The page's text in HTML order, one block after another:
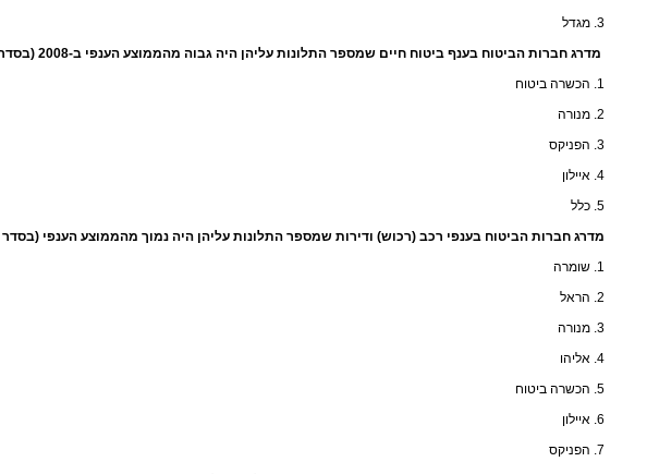
3. מגדל
מדרג חברות הביטוח בענף ביטוח חיים שמספר התלונות עליהן היה גבוה מהממוצע הענפי ב-2008 (בסדר יורד)
1. הכשרה ביטוח
2. מנורה
3. הפניקס
4. איילון
5. כלל
מדרג חברות הביטוח בענפי רכב (רכוש) ודירות שמספר התלונות עליהן היה נמוך מהממוצע הענפי (בסדר
1. שומרה
2. הראל
3. מנורה
4. אליהו
5. הכשרה ביטוח
6. איילון
7. הפניקס